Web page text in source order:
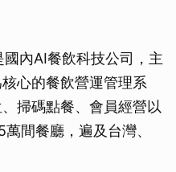
內AI餐飲科技公司，主
心的餐飲營運管理系
掃碼點餐、會員經營以
間餐廳，遍及台灣、